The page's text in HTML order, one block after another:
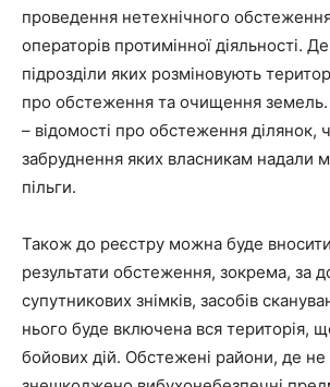
проведення нетехнічного
операторів протимінної діяльності.
підрозділи яких розміновують
про обстеження та очищення земель.
– відомості про обстеження ділянок,
забруднення яких власникам надали
пільги.
Також до реєстру можна буде
результати обстеження, зокрема, за
супутникових знімків, засобів
нього буде включена вся територія,
бойових дій. Обстежені райони, де